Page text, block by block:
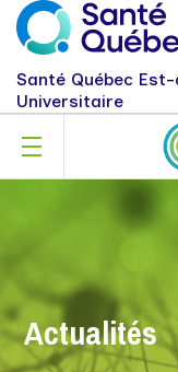
Santé Québec
Universitaire
Actualités